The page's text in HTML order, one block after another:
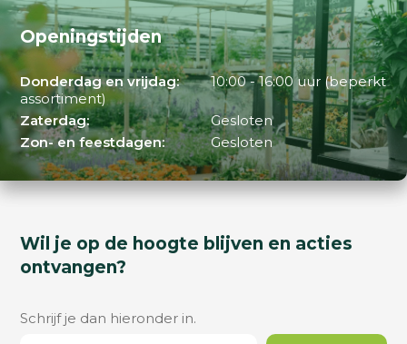
Openingstijden
Donderdag en vrijdag:
10:00 - 16:00 uur (beperkt
assortiment)
Zaterdag:
Gesloten
Zon- en feestdagen:
Gesloten
Wil je op de hoogte blijven en acties
ontvangen?
Schrijf je dan hieronder in.